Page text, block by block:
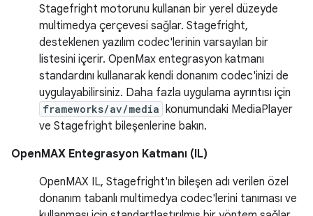
Stagefright motorunu kullanan bir yerel düzeyde
multimedya çerçevesi sağlar. Stagefright,
desteklenen yazılım codec'lerinin varsayılan bir
listesini içerir. OpenMax entegrasyon katmanı
standardını kullanarak kendi donanım codec'inizi de
uygulayabilirsiniz. Daha fazla uygulama ayrıntısı için
frameworks/av/media
konumundaki MediaPlayer
ve Stagefright bileşenlerine bakın.
OpenMAX Entegrasyon Katmanı (IL)
OpenMAX IL, Stagefright'ın bileşen adı verilen özel
donanım tabanlı multimedya codec'lerini tanıması ve